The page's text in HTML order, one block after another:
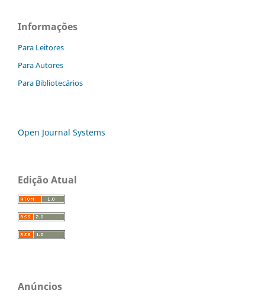
Informações
Para Leitores
Para Autores
Para Bibliotecários
Open Journal Systems
Edição Atual
Anúncios